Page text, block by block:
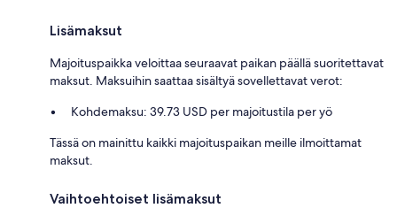
Lisämaksut
Majoituspaikka veloittaa seuraavat paikan päällä suoritettavat
maksut. Maksuihin saattaa sisältyä sovellettavat verot:
Kohdemaksu: 39.73 USD per majoitustila per yö
Tässä on mainittu kaikki majoituspaikan meille ilmoittamat
maksut.
Vaihtoehtoiset lisämaksut